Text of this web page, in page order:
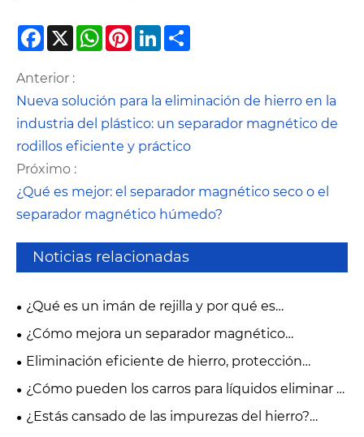
Facebook
X WhatsApp
PinterestLinkedIn
Anterior :
Nueva solución para la eliminación de hierro en la
industria del plástico: un separador magnético de
rodillos eficiente y práctico
Próximo :
¿Qué es mejor: el separador magnético seco o el
separador magnético húmedo?
Noticias relacionadas
¿Qué es un imán de rejilla y por qué es
importante en el control de la contaminación
industrial moderno?
¿Cómo mejora un separador magnético
automático la pureza del material industrial?
Eliminación eficiente de hierro, protección
magnética
¿Cómo pueden los carros para líquidos eliminar el
hierro de manera eficiente?
¿Estás cansado de las impurezas del hierro?